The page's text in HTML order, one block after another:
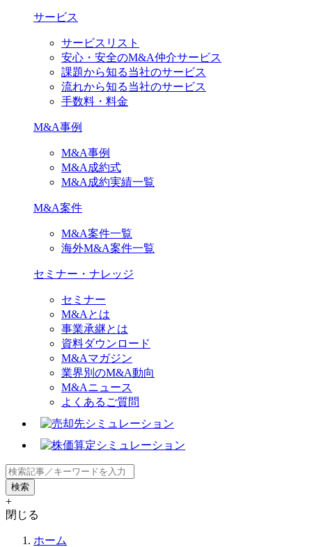
サービス
サービスリスト
安心・安全のM&A仲介サービス
課題から知る当社のサービス
流れから知る当社のサービス
手数料・料金
M&A事例
M&A事例
M&A成約式
M&A成約実績一覧
M&A案件
M&A案件一覧
海外M&A案件一覧
セミナー・ナレッジ
セミナー
M&Aとは
事業承継とは
資料ダウンロード
M&Aマガジン
業界別のM&A動向
M&Aニュース
よくあるご質問
+
閉じる
ホーム